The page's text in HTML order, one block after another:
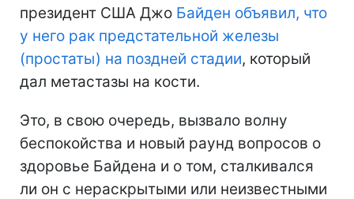
президент США Джо Байден объявил, что
у него рак предстательной железы
(простаты) на поздней стадии, который
дал метастазы на кости.
Это, в свою очередь, вызвало волну
беспокойства и новый раунд вопросов о
здоровье Байдена и о том, сталкивался
ли он с нераскрытыми или неизвестными